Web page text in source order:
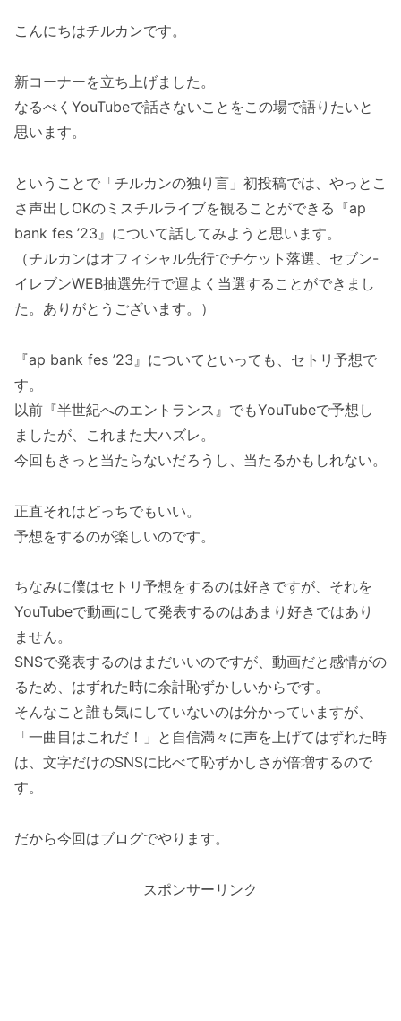
こんにちはチルカンです。
新コーナーを立ち上げました。
なるべくYouTubeで話さないことをこの場で語りたいと
思います。
ということで「チルカンの独り言」初投稿では、やっとこ
さ声出しOKのミスチルライブを観ることができる『ap
bank fes ’23』について話してみようと思います。
（チルカンはオフィシャル先行でチケット落選、セブン-
イレブンWEB抽選先行で運よく当選することができまし
た。ありがとうございます。）
『ap bank fes ’23』についてといっても、セトリ予想で
す。
以前『半世紀へのエントランス』でもYouTubeで予想し
ましたが、これまた大ハズレ。
今回もきっと当たらないだろうし、当たるかもしれない。
正直それはどっちでもいい。
予想をするのが楽しいのです。
ちなみに僕はセトリ予想をするのは好きですが、それを
YouTubeで動画にして発表するのはあまり好きではあり
ません。
SNSで発表するのはまだいいのですが、動画だと感情がの
るため、はずれた時に余計恥ずかしいからです。
そんなこと誰も気にしていないのは分かっていますが、
「一曲目はこれだ！」と自信満々に声を上げてはずれた時
は、文字だけのSNSに比べて恥ずかしさが倍増するので
す。
だから今回はブログでやります。
スポンサーリンク